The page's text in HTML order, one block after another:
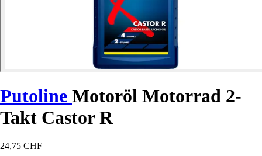
Putoline Motoröl Motorrad 2-
Takt Castor R
24,75 CHF